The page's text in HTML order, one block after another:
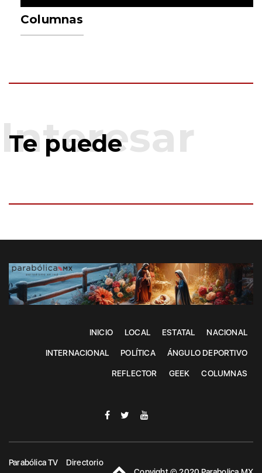
Columnas
Te puede
INICIO LOCAL ESTATAL NACIONAL
INTERNACIONAL POLÍTICA ÁNGULO DEPORTIVO
REFLECTOR GEEK COLUMNAS
Parabólica TV
Directorio